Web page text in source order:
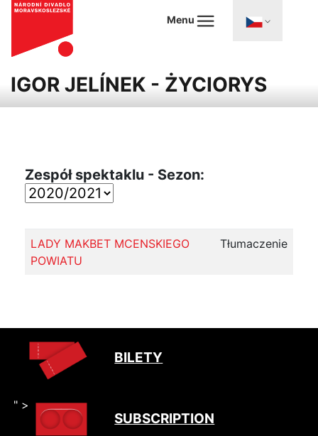
Menu
IGOR JELÍNEK - ŻYCIORYS
Zespół spektaklu - Sezon:
LADY MAKBET MCENSKIEGO
POWIATU
Tłumaczenie
BILETY
" >
SUBSCRIPTION